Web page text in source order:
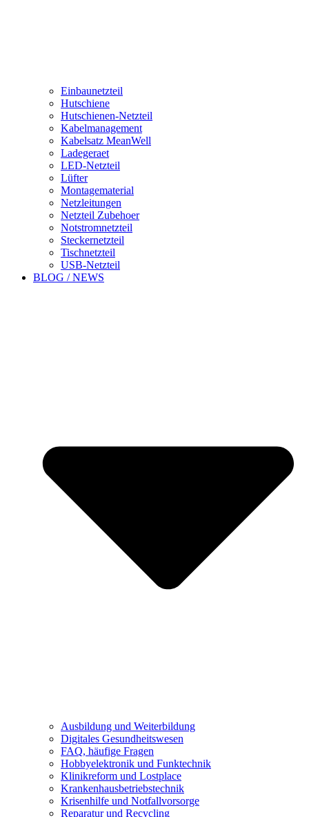
Einbaunetzteil
Hutschiene
Hutschienen-Netzteil
Kabelmanagement
Kabelsatz MeanWell
Ladegeraet
LED-Netzteil
Lüfter
Montagematerial
Netzleitungen
Netzteil Zubehoer
Notstromnetzteil
Steckernetzteil
Tischnetzteil
USB-Netzteil
BLOG / NEWS
Ausbildung und Weiterbildung
Digitales Gesundheitswesen
FAQ, häufige Fragen
Hobbyelektronik und Funktechnik
Klinikreform und Lostplace
Krankenhausbetriebstechnik
Krisenhilfe und Notfallvorsorge
Reparatur und Recycling